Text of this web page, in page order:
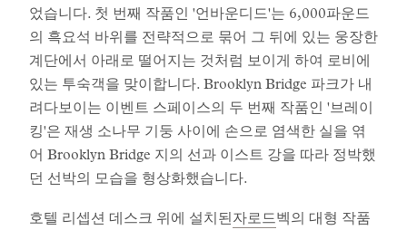
었습니다. 첫 번째 작품인 '언바운디드'는 6,000파운드
의 흑요석 바위를 전략적으로 묶어 그 뒤에 있는 웅장한
계단에서 아래로 떨어지는 것처럼 보이게 하여 로비에
있는 투숙객을 맞이합니다. Brooklyn Bridge 파크가 내
려다보이는 이벤트 스페이스의 두 번째 작품인 '브레이
킹'은 재생 소나무 기둥 사이에 손으로 염색한 실을 엮
어 Brooklyn Bridge 지의 선과 이스트 강을 따라 정박했
던 선박의 모습을 형상화했습니다.
호텔 리셉션 데스크 위에 설치된자로드벡의 대형 작품